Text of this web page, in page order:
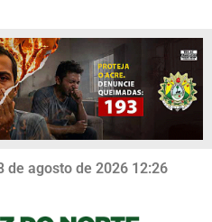
de agosto de 2026 12:26